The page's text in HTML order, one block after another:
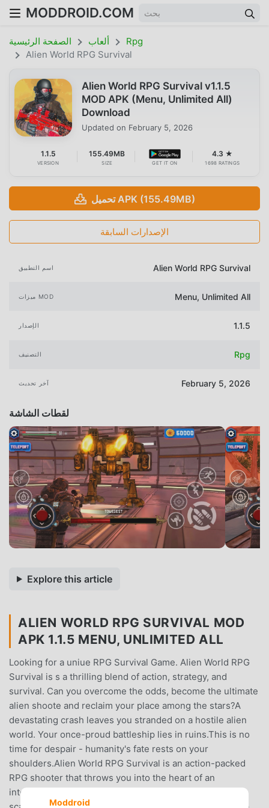
MODDROID.COM
الصفحة الرئيسية ألعاب
Rpg
Alien World RPG Survival
Alien World RPG Survival v1.1.5
MOD APK (Menu, Unlimited All)
Download
Updated on February 5, 2026
1.1.5
VERSION
155.49MB
SIZE GET IT ON
4.3 ★
1698 RATINGS
تحميل APK (155.49MB)
الإصدارات السابقة
اسم التطبيق Alien World RPG Survival
ميزات MOD Menu, Unlimited All
الإصدار 1.1.5
التصنيف Rpg
آخر تحديث February 5, 2026
لقطات الشاشة
Explore this article
ALIEN WORLD RPG SURVIVAL MOD
APK 1.1.5 MENU, UNLIMITED ALL
Looking for a uniue RPG Survival Game. Alien World RPG
Survival is s a thrilling blend of action, strategy, and
survival. Can you overcome the odds, become the ultimate
alien shoote and reclaim your place among the stars?A
devastating crash leaves you stranded on a hostile alien
world. Your once-proud battleship lies in ruins.This is no
time for despair - humanity's fate rests on your
shoulders.Alien World RPG Survival is an action-packed
RPG shooter that throws you into the heart of an
intergalactic warSalvage and Rebuild: Gather resources,
Moddroid